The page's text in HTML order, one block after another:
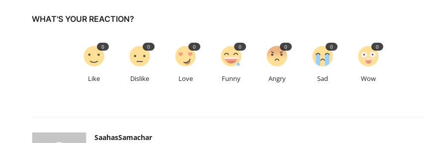
WHAT'S YOUR REACTION?
Like
0
Dislike
0
Love
0
Funny
0
Angry
0
Sad
0
Wow
0
SaahasSamachar